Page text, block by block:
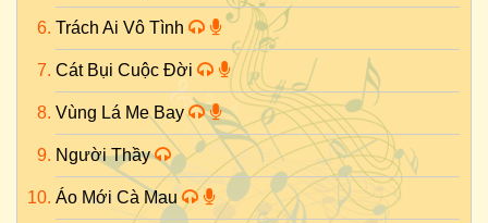
Trách Ai Vô Tình
Cát Bụi Cuộc Đời
Vùng Lá Me Bay
Người Thầy
Áo Mới Cà Mau